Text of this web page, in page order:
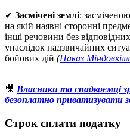
✔ Засмічені землі:
на якій наявні сторонні
інші речовини без
унаслідок надзвичайних
бойових дій (Наказ
🎥 Власники та спадкоємці
безоплатно приватизувати
Строк сплати податку